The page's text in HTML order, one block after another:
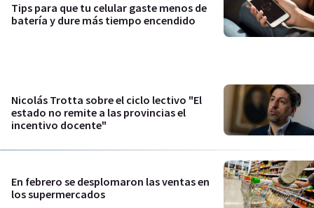
Tips para que tu celular gaste menos de
batería y dure más tiempo encendido
Nicolás Trotta sobre el ciclo lectivo "El
estado no remite a las provincias el
incentivo docente"
En febrero se desplomaron las ventas en
los supermercados